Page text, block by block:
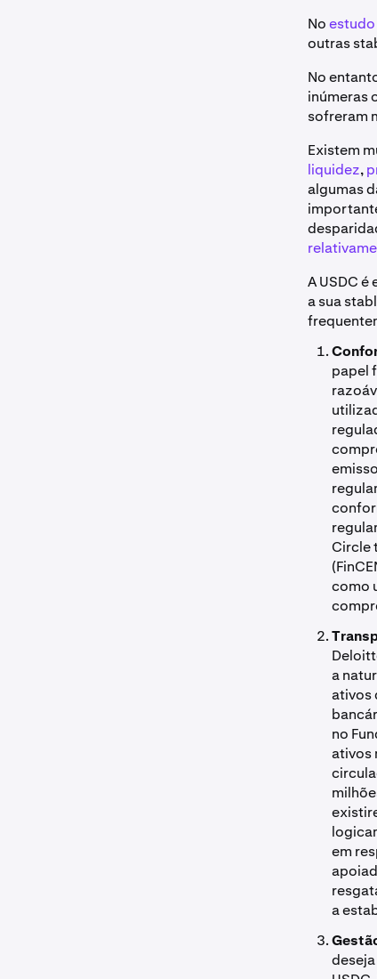
Noestudo
outras
No
inúmeras
sofreram
Existem
liquidez,
algumas
A USDC
a sua
papel
Circle
como
a
ativos
no
ativos
em
a